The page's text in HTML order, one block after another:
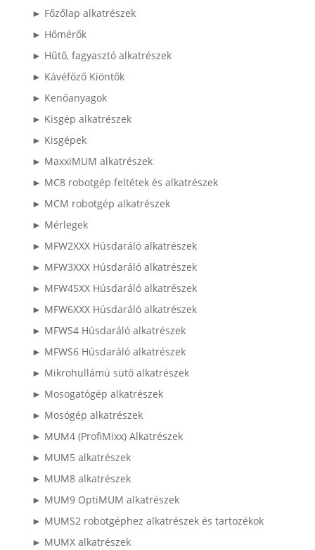
► Főzőlap alkatrészek
► Hőmérők
► Hűtő, fagyasztó alkatrészek
► Kávéfőző Kiöntők
► Kenőanyagok
► Kisgép alkatrészek
► Kisgépek
► MaxxiMUM alkatrészek
► MC8 robotgép feltétek és alkatrészek
► MCM robotgép alkatrészek
► Mérlegek
► MFW2XXX Húsdaráló alkatrészek
► MFW3XXX Húsdaráló alkatrészek
► MFW45XX Húsdaráló alkatrészek
► MFW6XXX Húsdaráló alkatrészek
► MFWS4 Húsdaráló alkatrészek
► MFWS6 Húsdaráló alkatrészek
► Mikrohullámú sütő alkatrészek
► Mosogatógép alkatrészek
► Mosógép alkatrészek
► MUM4 (ProfiMixx) Alkatrészek
► MUM5 alkatrészek
► MUM8 alkatrészek
► MUM9 OptiMUM alkatrészek
► MUMS2 robotgéphez alkatrészek és tartozékok
► MUMX alkatrészek